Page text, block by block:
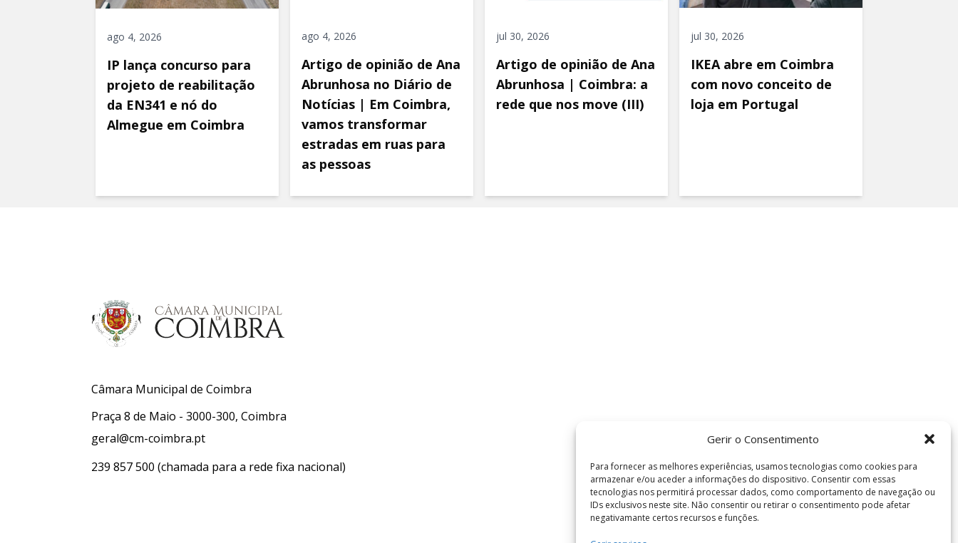
Gerir o Consentimento
Para fornecer as melhores experiências, usamos tecnologias como cookies para
armazenar e/ou aceder a informações do dispositivo. Consentir com essas
tecnologias nos permitirá processar dados, como comportamento de navegação ou
IDs exclusivos neste site. Não consentir ou retirar o consentimento pode afetar
negativamante certos recursos e funções.
ago 4, 2026
IP lança concurso para
projeto de reabilitação
da EN341 e nó do
Almegue em Coimbra
ago 4, 2026
Artigo de opinião de Ana
Abrunhosa no Diário de
Notícias | Em Coimbra,
vamos transformar
estradas em ruas para
as pessoas
jul 30, 2026
Artigo de opinião de Ana
Abrunhosa | Coimbra: a
rede que nos move (III)
jul 30, 2026
IKEA abre em Coimbra
com novo conceito de
loja em Portugal
Câmara Municipal de Coimbra
Praça 8 de Maio - 3000-300, Coimbra
geral@cm-coimbra.pt
239 857 500 (chamada para a rede fixa nacional)